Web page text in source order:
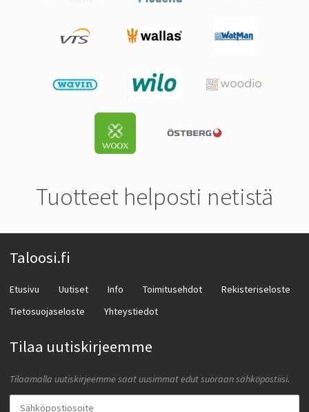
Tuotteet helposti netistä
Taloosi.fi
Etusivu Uutiset Info Toimitusehdot
Rekisteriseloste
Tietosuojaseloste
Yhteystiedot
Tilaa uutiskirjeemme
Tilaamalla uutiskirjeemme saat uusimmat edut suoraan sähköpostiisi.